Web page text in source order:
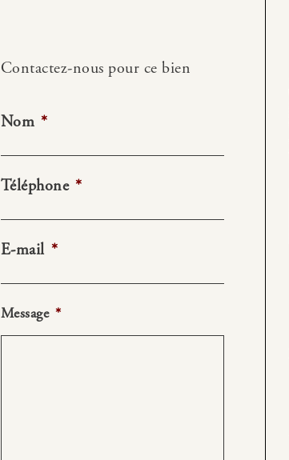
Contactez-nous pour ce bien
Nom *
Téléphone *
E-mail *
Message *